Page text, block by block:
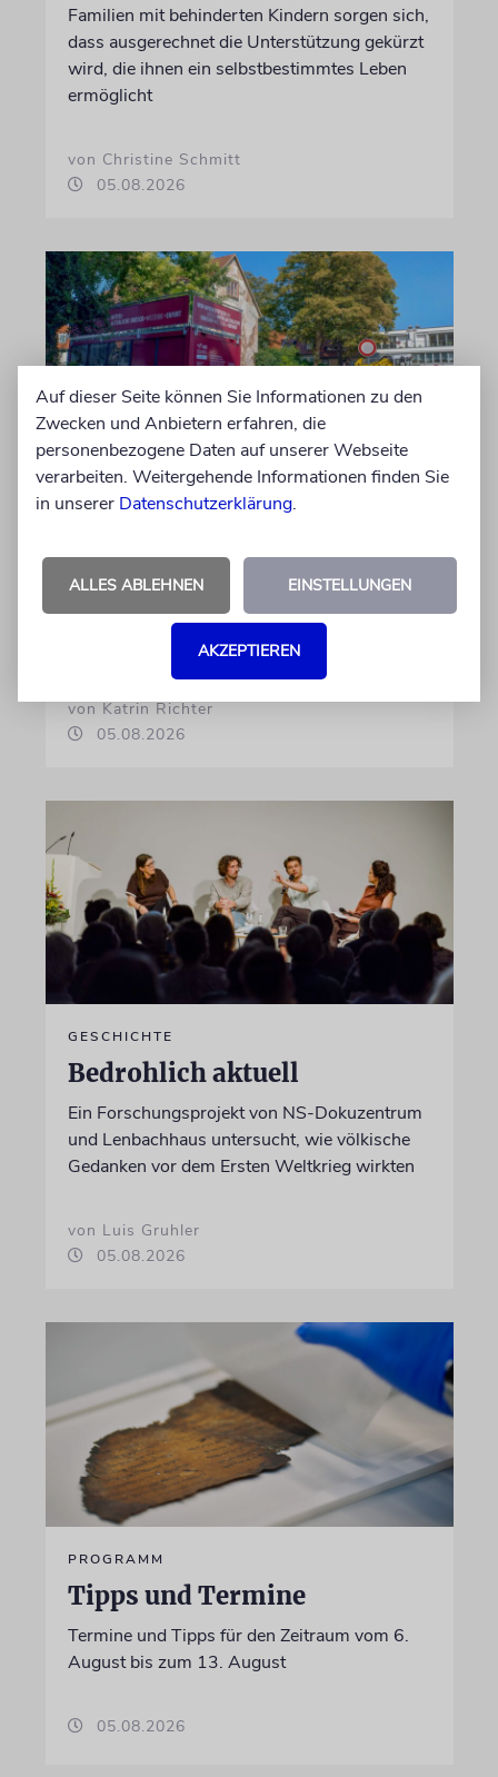
Familien mit behinderten Kindern sorgen sich,
dass ausgerechnet die Unterstützung gekürzt
wird, die ihnen ein selbstbestimmtes Leben
ermöglicht
von Christine Schmitt
05.08.2026
ERFURT
Dort, wo eben noch Parkplätze waren, wird
seit wenigen Tagen nach einem Stück
jüdischer Geschichte gegraben. Erst mit dem
Bagger, dann von Hand
von Katrin Richter
05.08.2026
GESCHICHTE
Bedrohlich aktuell
Ein Forschungsprojekt von NS-Dokuzentrum
und Lenbachhaus untersucht, wie völkische
Gedanken vor dem Ersten Weltkrieg wirkten
von Luis Gruhler
05.08.2026
PROGRAMM
Tipps und Termine
Termine und Tipps für den Zeitraum vom 6.
August bis zum 13. August
05.08.2026
Auf dieser Seite können Sie Informationen zu den
Zwecken und Anbietern erfahren, die
personenbezogene Daten auf unserer Webseite
verarbeiten. Weitergehende Informationen finden Sie
in unserer Datenschutzerklärung.
ALLES ABLEHNEN EINSTELLUNGEN
AKZEPTIEREN